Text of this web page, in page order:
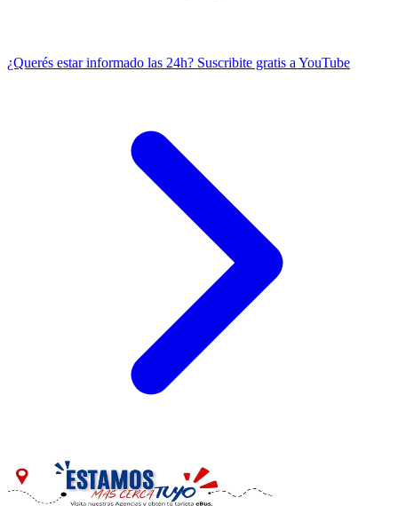
¿Querés estar informado las 24h? Suscribite gratis a YouTube